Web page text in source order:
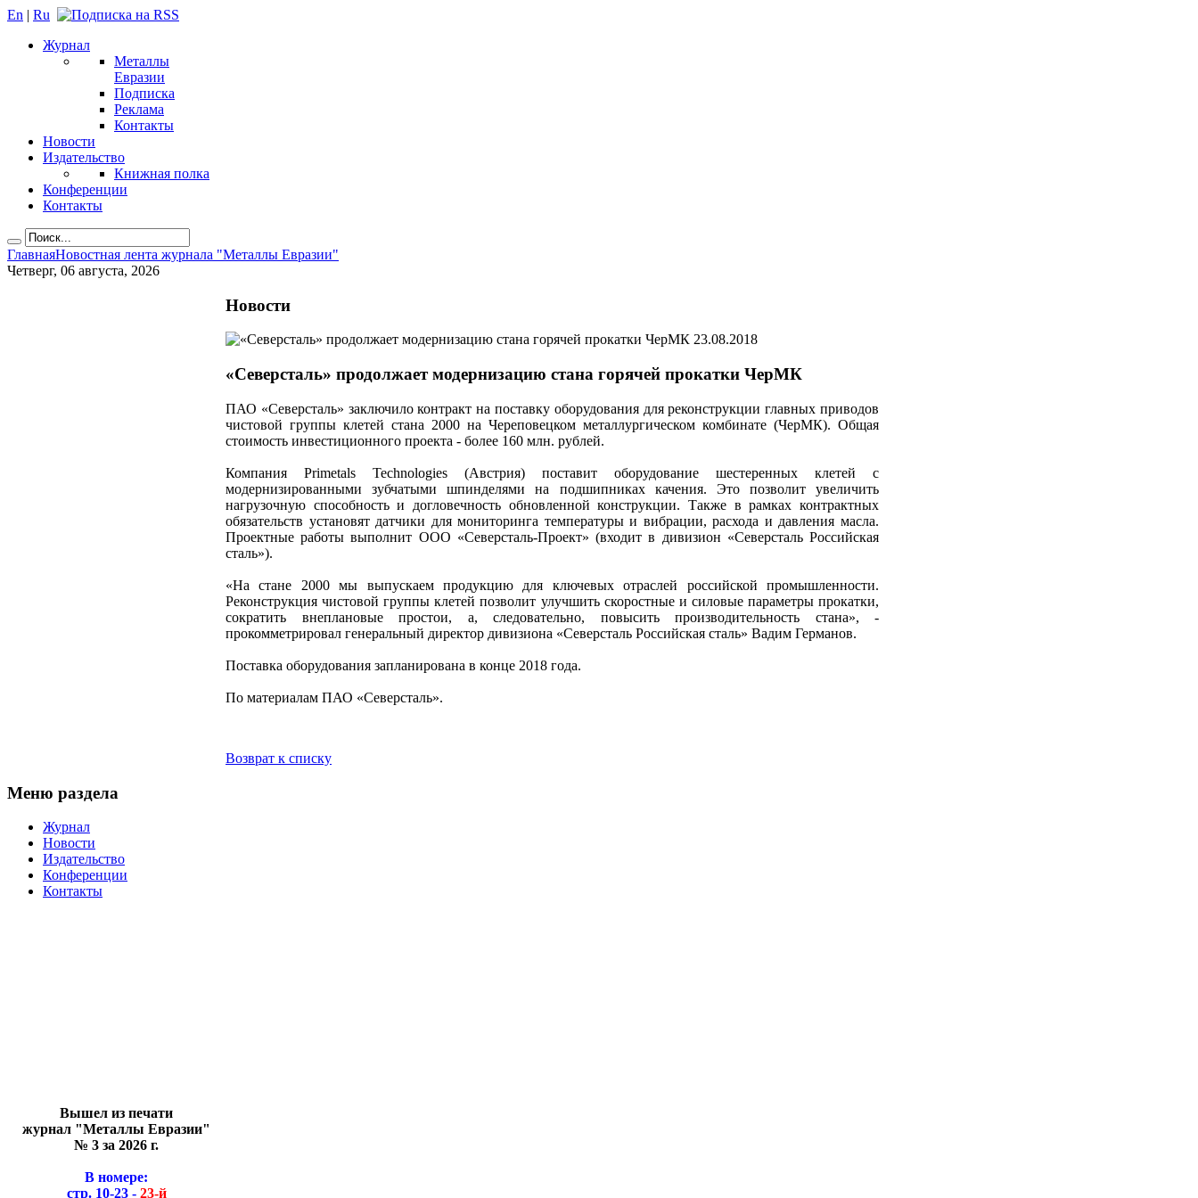
En | Ru
Журнал
Металлы
Евразии
Подписка
Реклама
Контакты
Новости
Издательство
Книжная полка
Конференции
Контакты
ГлавнаяНовостная лента журнала "Металлы Евразии"
Четверг, 06 августа, 2026
Новости
23.08.2018
«Северсталь» продолжает модернизацию стана горячей прокатки ЧерМК
ПАО «Северсталь» заключило контракт на поставку оборудования для реконструкции главных приводов
чистовой группы клетей стана 2000 на Череповецком металлургическом комбинате (ЧерМК). Общая
стоимость инвестиционного проекта - более 160 млн. рублей.
Компания Primetals Technologies (Австрия) поставит оборудование шестеренных клетей с
модернизированными зубчатыми шпинделями на подшипниках качения. Это позволит увеличить
нагрузочную способность и догловечность обновленной конструкции. Также в рамках контрактных
обязательств установят датчики для мониторинга температуры и вибрации, расхода и давления масла.
Проектные работы выполнит ООО «Северсталь-Проект» (входит в дивизион «Северсталь Российская
сталь»).
«На стане 2000 мы выпускаем продукцию для ключевых отраслей российской промышленности.
Реконструкция чистовой группы клетей позволит улучшить скоростные и силовые параметры прокатки,
сократить внеплановые простои, а, следовательно, повысить производительность стана», -
прокомметрировал генеральный директор дивизиона «Северсталь Российская сталь» Вадим Германов.
Поставка оборудования запланирована в конце 2018 года.
По материалам ПАО «Северсталь».
Возврат к списку
Меню раздела
Журнал
Новости
Издательство
Конференции
Контакты
Вышел из печати
журнал "Металлы Евразии"
№ 3 за 2026 г.
В номере:
стр. 10-23 -23-й